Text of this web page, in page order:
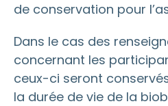
de conservation pour
Dans le cas des
concernant les
ceux-ci seront
la durée de vie de la